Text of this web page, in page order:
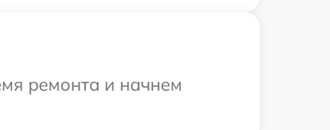
ремонта и начнем